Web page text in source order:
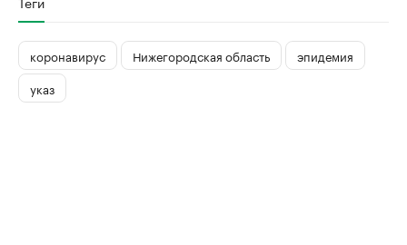
коронавирус Нижегородская область
эпидемия
указ